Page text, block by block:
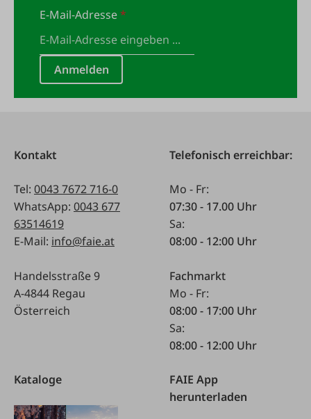
E-Mail-Adresse*
Anmelden
Kontakt
Tel: 0043 7672 716-0
WhatsApp: 0043 677
63514619
E-Mail: info@faie.at
Handelsstraße 9
A-4844 Regau
Österreich
Telefonisch erreichbar:
Mo - Fr:
07:30 - 17.00 Uhr
Sa:
08:00 - 12:00 Uhr
Fachmarkt
Mo - Fr:
08:00 - 17:00 Uhr
Sa:
08:00 - 12:00 Uhr
Kataloge
FAIE App
herunterladen